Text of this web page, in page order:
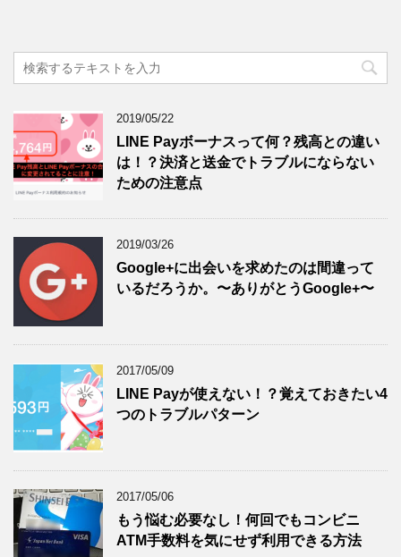
2019/05/22
LINE Payボーナスって何？残高との違い
は！？決済と送金でトラブルにならない
ための注意点
2019/03/26
Google+に出会いを求めたのは間違って
いるだろうか。〜ありがとうGoogle+〜
2017/05/09
LINE Payが使えない！？覚えておきたい4
つのトラブルパターン
2017/05/06
もう悩む必要なし！何回でもコンビニ
ATM手数料を気にせず利用できる方法